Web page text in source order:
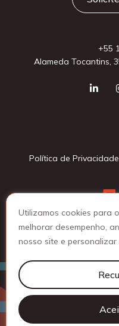
Utilizamos cookies para
melhorar desempenho,
nosso site e personalizar
+55
Alameda Tocantins,
Política de Privacidade
© 2025 Lattine